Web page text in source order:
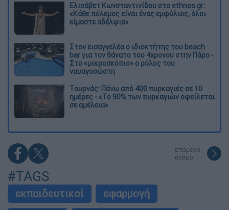
Ελισάβετ Κωνσταντινίδου στο ethnos.gr:
«Κάθε πόλεμος είναι ένας εμφύλιος, όλοι
είμαστε αδέλφια»
Στον εισαγγελέα ο ιδιοκτήτης του beach
bar για τον θάνατο του 4χρονου στην Πάρο -
Στο «μικροσκόπιο» ο ρόλος του
ναυαγοσώστη
Τουρνάς: Πάνω από 400 πυρκαγιές σε 10
ημέρες - «Το 90% των πυρκαγιών οφείλεται
σε αμέλεια»
επόμενο
άρθρο
#TAGS
εκπαιδευτικοί
εφαρμογή